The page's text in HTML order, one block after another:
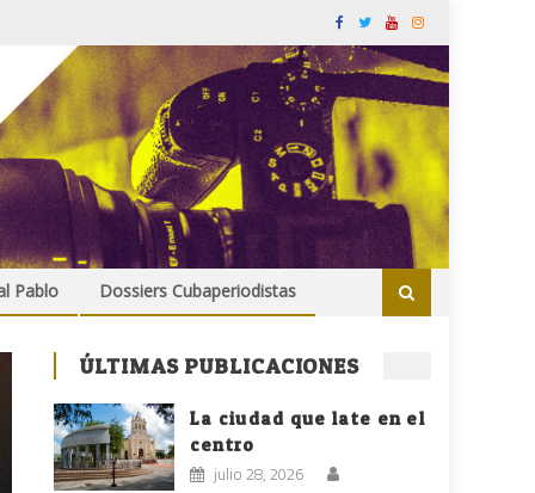
Pablo Dossiers Cubaperiodistas
ÚLTIMAS PUBLICACIONES
La ciudad que late en el
centro
julio 28, 2026